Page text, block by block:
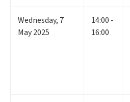
Wednesday, 7
May 2025
14:00 -
16:00